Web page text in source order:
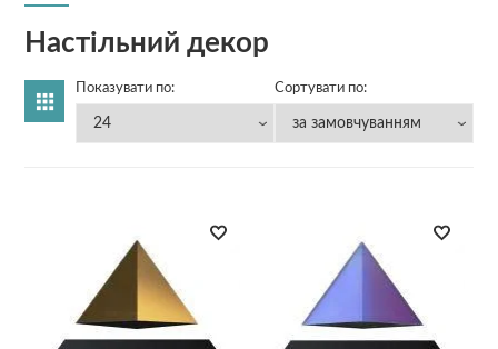
Настільний декор
Показувати по: Сортувати по: